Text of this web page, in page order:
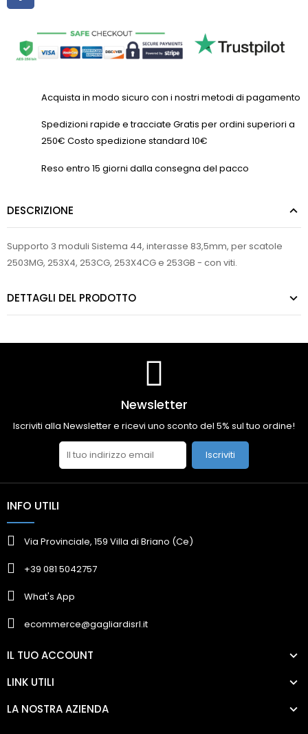
Acquista in modo sicuro con i nostri metodi di pagamento
Spedizioni rapide e tracciate Gratis per ordini superiori a
250€ Costo spedizione standard 10€
Reso entro 15 giorni dalla consegna del pacco
DESCRIZIONE
Supporto 3 moduli Sistema 44, interasse 83,5mm, per scatole
2503MG, 253X4, 253CG, 253X4CG e 253GB - con viti.
DETTAGLI DEL PRODOTTO
Newsletter
Iscriviti alla Newsletter e ricevi uno sconto del 5% sul tuo ordine!
Iscriviti
INFO UTILI
Via Provinciale, 159 Villa di Briano (Ce)
+39 081 5042757
What's App
ecommerce@gagliardisrl.it
IL TUO ACCOUNT
LINK UTILI
LA NOSTRA AZIENDA